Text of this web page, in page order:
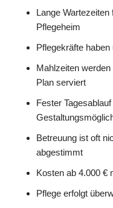
Lange Wartezeiten
Pflegeheim
Pflegekräfte
Mahlzeiten
Plan serviert
Fester
Betreuung ist oft
abgestimmt
Kosten ab 4.000 €
Pflege erfolgt